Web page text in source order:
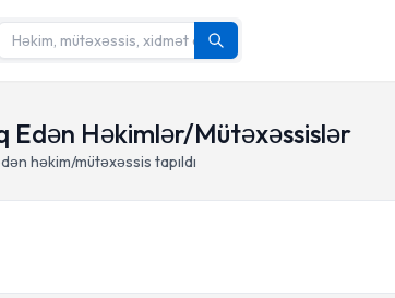
Edən Həkimlər/Mütəxəssislər
həkim/mütəxəssis tapıldı